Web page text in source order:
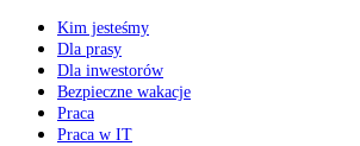
Kim jesteśmy
Dla prasy
Dla inwestorów
Bezpieczne wakacje
Praca
Praca w IT